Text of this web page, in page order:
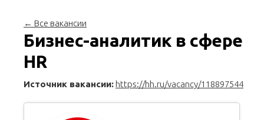
← Все вакансии
Бизнес-аналитик в сфере
HR
Источник вакансии: https://hh.ru/vacancy/118897544